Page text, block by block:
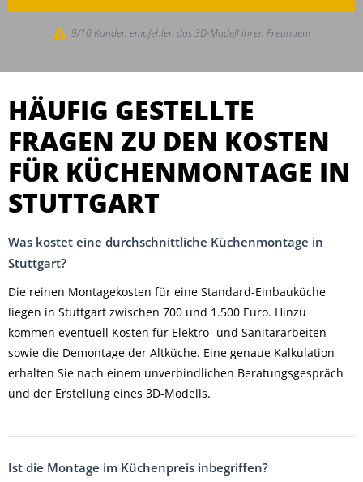
9/10 Kunden empfehlen das 3D-Modell ihren Freunden!
HÄUFIG GESTELLTE
FRAGEN ZU DEN KOSTEN
FÜR KÜCHENMONTAGE IN
STUTTGART
Was kostet eine durchschnittliche Küchenmontage in
Stuttgart?
Die reinen Montagekosten für eine Standard-Einbauküche
liegen in Stuttgart zwischen 700 und 1.500 Euro. Hinzu
kommen eventuell Kosten für Elektro- und Sanitärarbeiten
sowie die Demontage der Altküche. Eine genaue Kalkulation
erhalten Sie nach einem unverbindlichen Beratungsgespräch
und der Erstellung eines 3D-Modells.
Ist die Montage im Küchenpreis inbegriffen?